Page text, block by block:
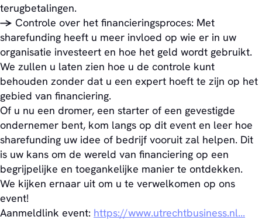
terugbetalingen.
-> Controle over het financieringsproces: Met
sharefunding heeft u meer invloed op wie er in uw
organisatie investeert en hoe het geld wordt gebruikt.
We zullen u laten zien hoe u de controle kunt
behouden zonder dat u een expert hoeft te zijn op het
gebied van financiering.
Of u nu een dromer, een starter of een gevestigde
ondernemer bent, kom langs op dit event en leer hoe
sharefunding uw idee of bedrijf vooruit zal helpen. Dit
is uw kans om de wereld van financiering op een
begrijpelijke en toegankelijke manier te ontdekken.
We kijken ernaar uit om u te verwelkomen op ons
event!
Aanmeldlink event: https://www.utrechtbusiness.nl...